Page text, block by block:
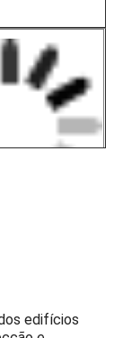
estruturas
perigosa
T1 a